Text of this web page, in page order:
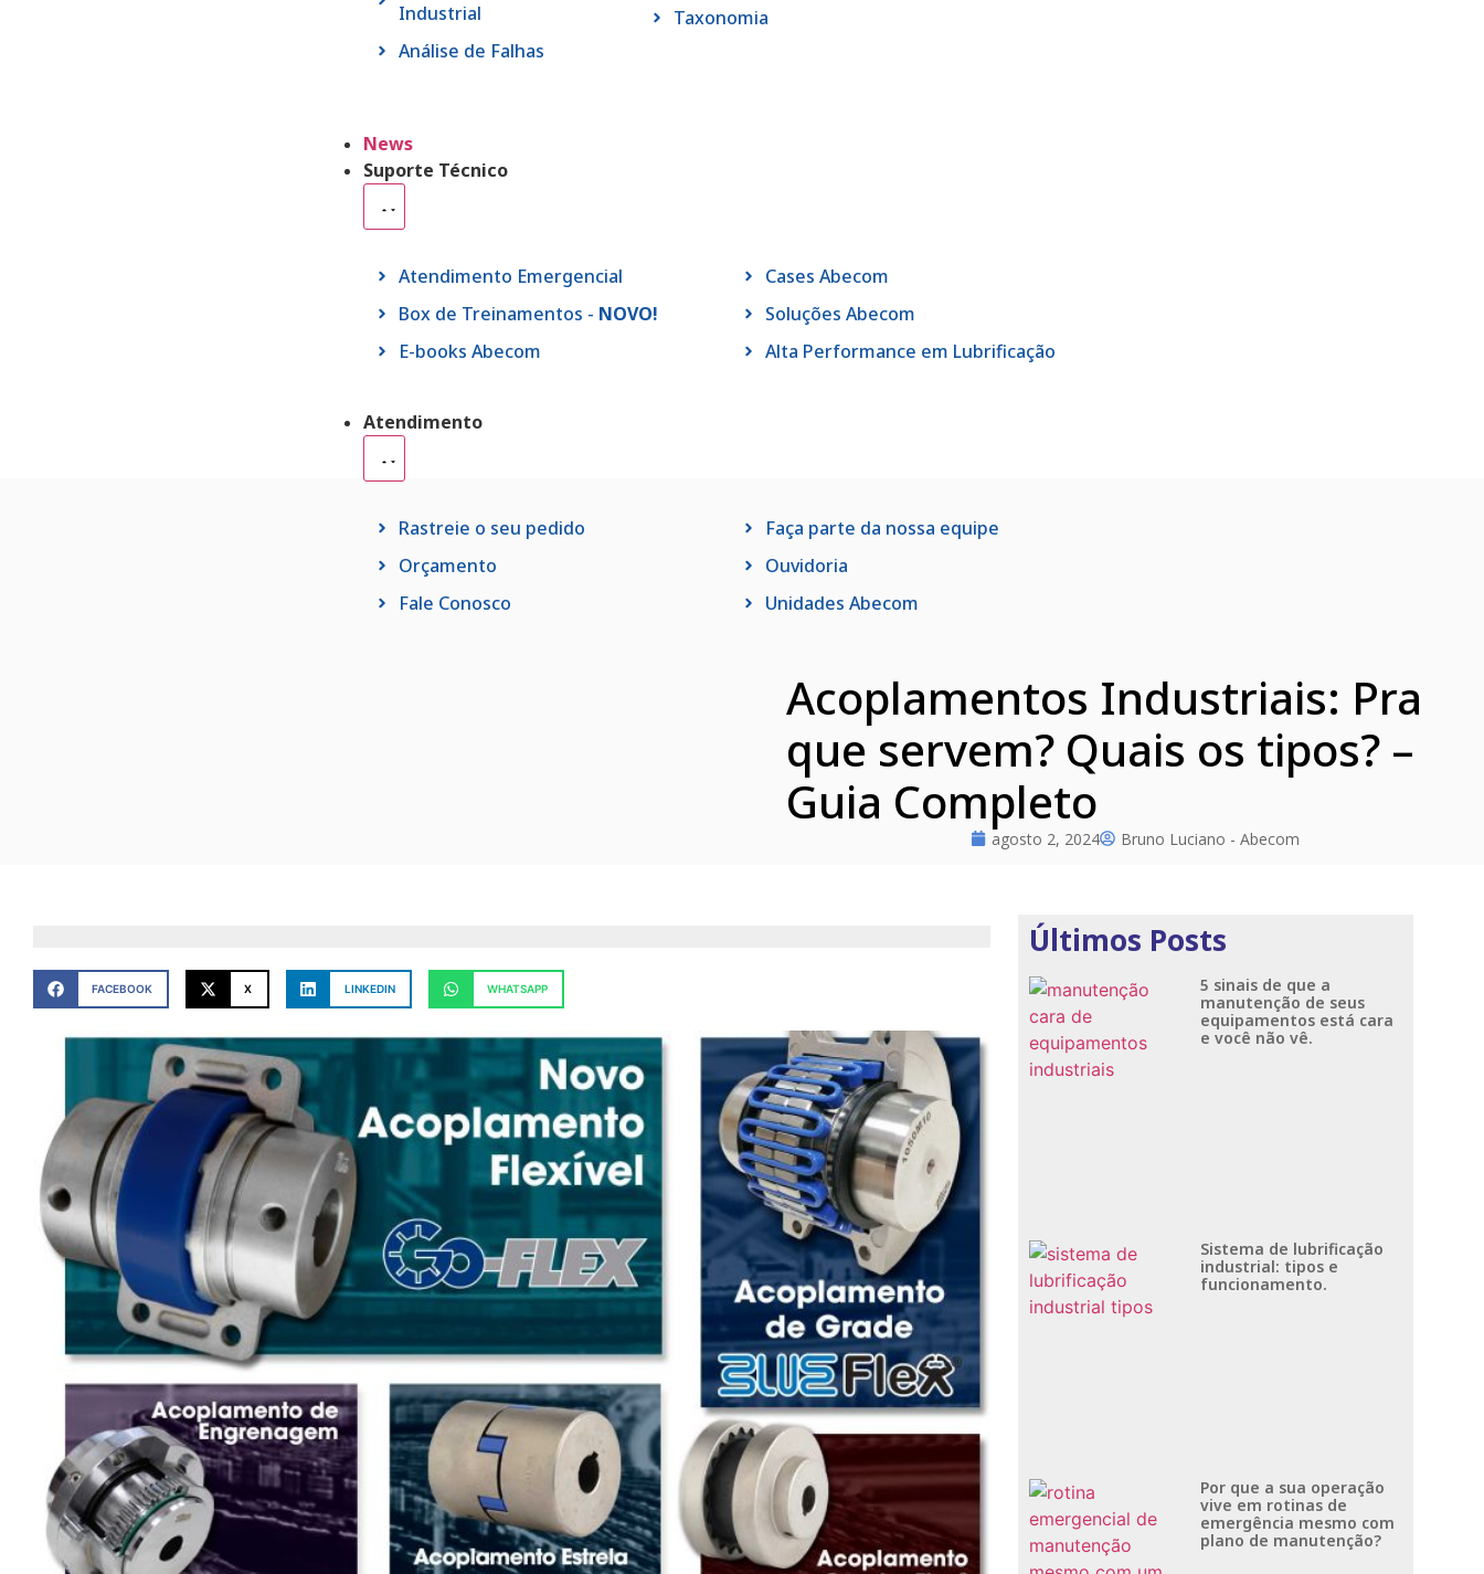
Industrial
Análise de Falhas
Taxonomia
News
Suporte Técnico
Atendimento Emergencial
Box de Treinamentos - NOVO!
E-books Abecom
Cases Abecom
Soluções Abecom
Alta Performance em Lubrificação
Atendimento
Rastreie o seu pedido
Orçamento
Fale Conosco
Faça parte da nossa equipe
Ouvidoria
Unidades Abecom
Acoplamentos Industriais: Pra
que servem? Quais os tipos? –
Guia Completo
agosto 2, 2024 Bruno Luciano - Abecom
FACEBOOK X LINKEDIN WHATSAPP
Últimos Posts
5 sinais de que a
manutenção de seus
equipamentos está cara
e você não vê.
Sistema de lubrificação
industrial: tipos e
funcionamento.
Por que a sua operação
vive em rotinas de
emergência mesmo com
plano de manutenção?